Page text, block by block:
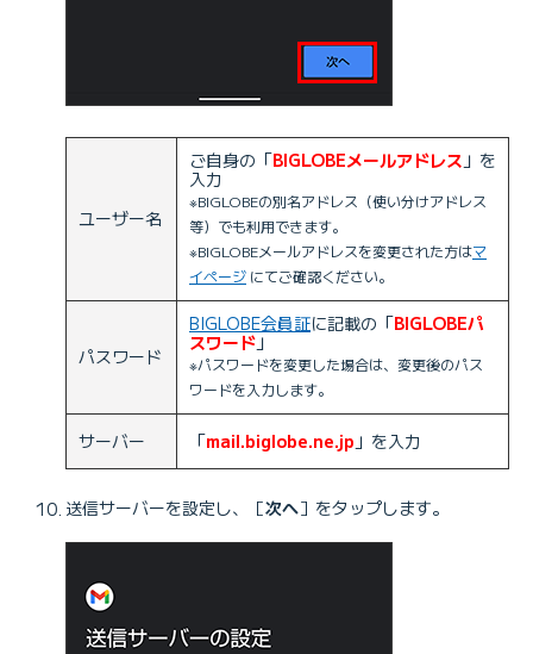
ユーザー名
ご自身の「BIGLOBEメールアドレス 」を
入力
※BIGLOBEの別名アドレス（使い分けアドレス
等）でも利用できます。
※BIGLOBEメールアドレスを変更された方はマ
イページ にてご確認ください。
パスワード
BIGLOBE会員証に記載の「BIGLOBEパ
スワード 」
※パスワードを変更した場合は、変更後のパス
ワードを入力します。
サーバー 「mail.biglobe.ne.jp 」を入力
送信サーバーを設定し、［次へ］をタップします。